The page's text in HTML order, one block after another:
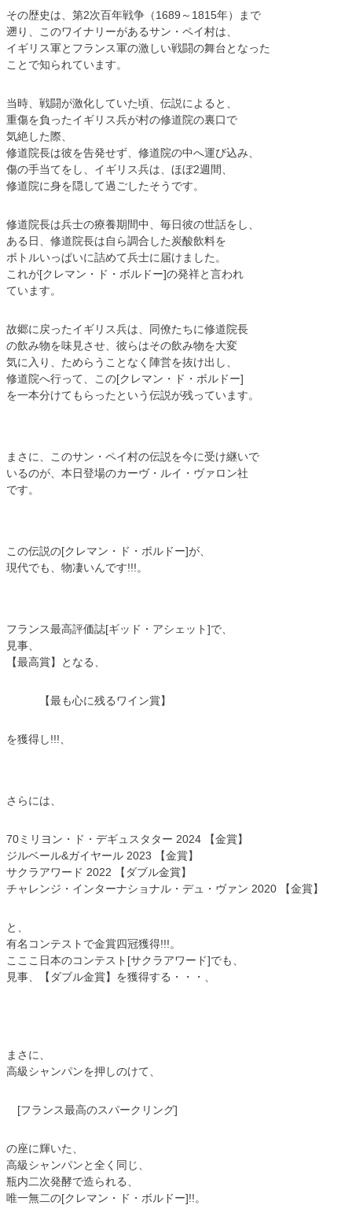
その歴史は、第2次百年戦争（1689～1815年）まで
遡り、このワイナリーがあるサン・ペイ村は、
イギリス軍とフランス軍の激しい戦闘の舞台となった
ことで知られています。
当時、戦闘が激化していた頃、伝説によると、
重傷を負ったイギリス兵が村の修道院の裏口で
気絶した際、
修道院長は彼を告発せず、修道院の中へ運び込み、
傷の手当てをし、イギリス兵は、ほぼ2週間、
修道院に身を隠して過ごしたそうです。
修道院長は兵士の療養期間中、毎日彼の世話をし、
ある日、修道院長は自ら調合した炭酸飲料を
ボトルいっぱいに詰めて兵士に届けました。
これが[クレマン・ド・ボルドー]の発祥と言われ
ています。
故郷に戻ったイギリス兵は、同僚たちに修道院長
の飲み物を味見させ、彼らはその飲み物を大変
気に入り、ためらうことなく陣営を抜け出し、
修道院へ行って、この[クレマン・ド・ボルドー]
を一本分けてもらったという伝説が残っています。
まさに、このサン・ペイ村の伝説を今に受け継いで
いるのが、本日登場のカーヴ・ルイ・ヴァロン社
です。
この伝説の[クレマン・ド・ボルドー]が、
現代でも、物凄いんです!!!。
フランス最高評価誌[ギッド・アシェット]で、
見事、
【最高賞】となる、
【最も心に残るワイン賞】
を獲得し!!!、
さらには、
70ミリヨン・ド・デギュスタター 2024 【金賞】
ジルベール&ガイヤール 2023 【金賞】
サクラアワード 2022 【ダブル金賞】
チャレンジ・インターナショナル・デュ・ヴァン 2020 【金賞】
と、
有名コンテストで金賞四冠獲得!!!。
こここ日本のコンテスト[サクラアワード]でも、
見事、【ダブル金賞】を獲得する・・・、
まさに、
高級シャンパンを押しのけて、
[フランス最高のスパークリング]
の座に輝いた、
高級シャンパンと全く同じ、
瓶内二次発酵で造られる、
唯一無二の[クレマン・ド・ボルドー]!!。